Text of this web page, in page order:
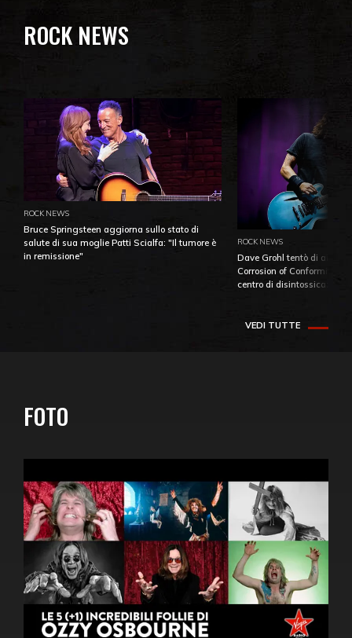
ROCK NEWS
ROCK NEWS
Bruce Springsteen aggiorna sullo stato di
salute di sua moglie Patti Scialfa: "Il tumore è
in remissione"
ROCK NEWS
Dave Grohl tentò di
Corrosion of Conformity
centro di
VEDI TUTTE
FOTO